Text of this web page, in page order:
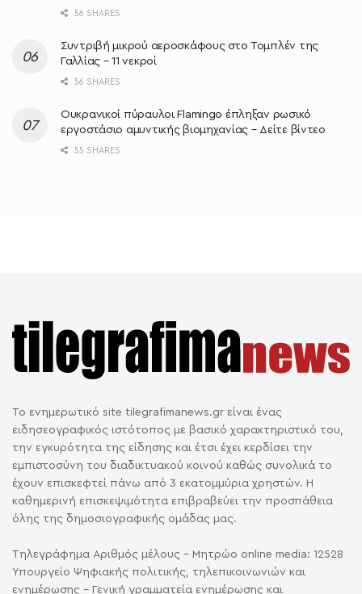
56 SHARES
Συντριβή μικρού αεροσκάφους στο Τομπλέν της
Γαλλίας – 11 νεκροί
56 SHARES
Ουκρανικοί πύραυλοι Flamingo έπληξαν ρωσικό
εργοστάσιο αμυντικής βιομηχανίας – Δείτε βίντεο
55 SHARES
Το ενημερωτικό site tilegrafimanews.gr είναι ένας
ειδησεογραφικός ιστότοπος με βασικό χαρακτηριστικό του,
την εγκυρότητα της είδησης και έτσι έχει κερδίσει την
εμπιστοσύνη του διαδικτυακού κοινού καθώς συνολικά το
έχουν επισκεφτεί πάνω από 3 εκατομμύρια χρηστών. Η
καθημερινή επισκεψιμότητα επιβραβεύει την προσπάθεια
όλης της δημοσιογραφικής ομάδας μας.
Τηλεγράφημα Αριθμός μέλους - Μητρώο online media: 12528
Υπουργείο Ψηφιακής πολιτικής, τηλεπικοινωνιών και
ενημέρωσης - Γενική γραμματεία ενημέρωσης και